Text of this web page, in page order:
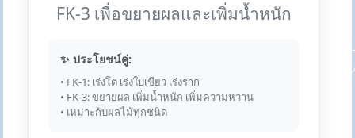
FK-3 เพื่อขยายผลและเพิ่มน้ำหนัก
✨ ประโยชน์คู่:
• FK-1: เร่งโต เร่งใบเขียว เร่งราก
• FK-3: ขยายผล เพิ่มน้ำหนัก เพิ่มความหวาน
• เหมาะกับผลไม้ทุกชนิด